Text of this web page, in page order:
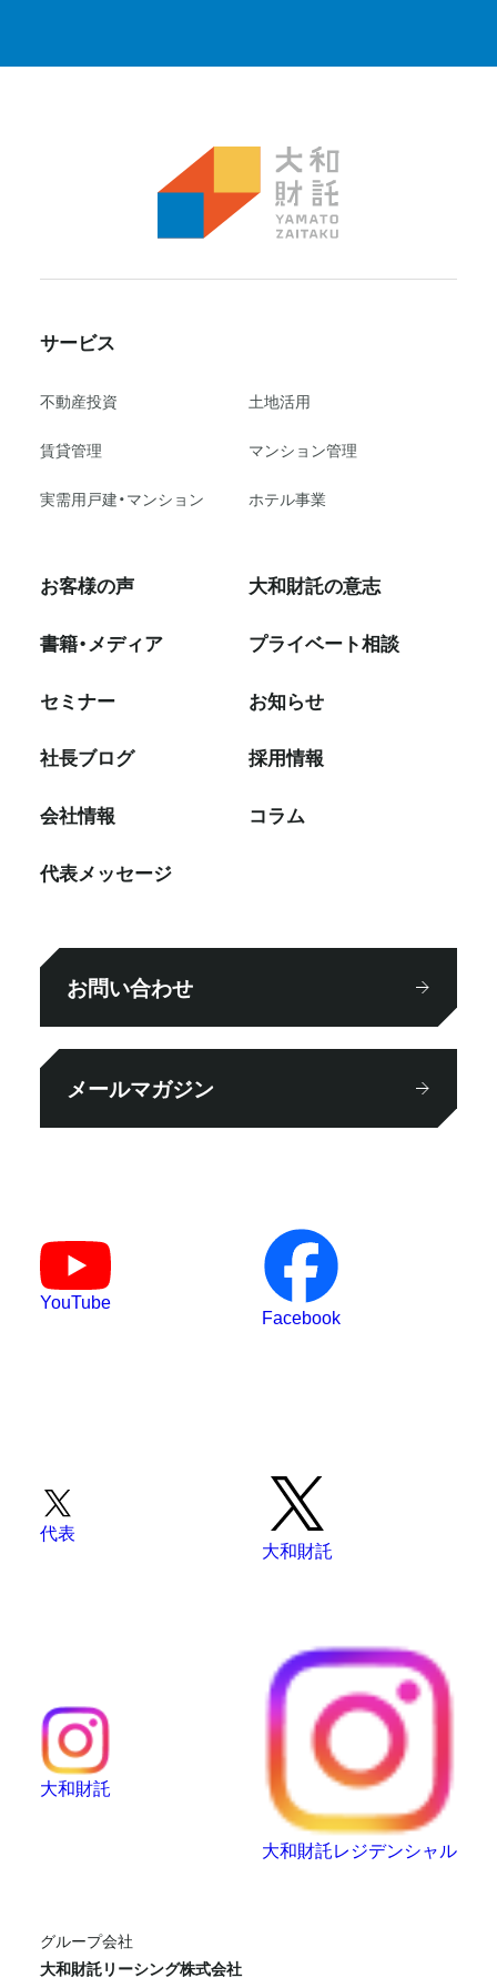
サービス
不動産投資
⼟地活⽤
賃貸管理
マンション管理
実需用戸建・マンション
ホテル事業
お客様の声
書籍・メディア
セミナー
社⻑ブログ
会社情報
代表メッセージ
大和財託の意志
プライベート相談
お知らせ
採⽤情報
コラム
お問い合わせ
メールマガジン
YouTube
Facebook
代表
大和財託
大和財託
大和財託レジデンシャル
グループ会社
大和財託リーシング株式会社